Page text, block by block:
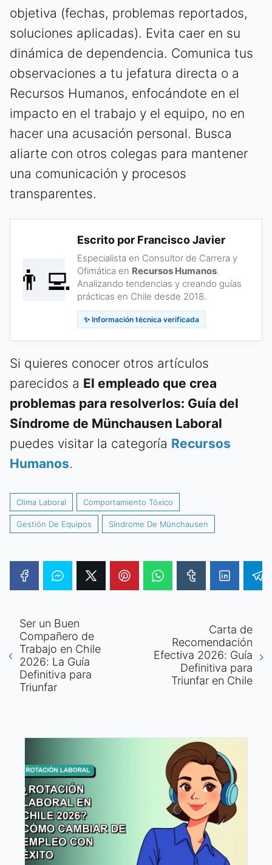
objetiva (fechas, problemas reportados,
soluciones aplicadas). Evita caer en su
dinámica de dependencia. Comunica tus
observaciones a tu jefatura directa o a
Recursos Humanos, enfocándote en el
impacto en el trabajo y el equipo, no en
hacer una acusación personal. Busca
aliarte con otros colegas para mantener
una comunicación y procesos
transparentes.
👨‍💻
Escrito por Francisco Javier
Especialista en Consultor de Carrera y
Ofimática en Recursos Humanos.
Analizando tendencias y creando guías
prácticas en Chile desde 2018.
✨ Información técnica verificada
Si quieres conocer otros artículos
parecidos a El empleado que crea
problemas para resolverlos: Guía del
Síndrome de Münchausen Laboral
puedes visitar la categoría Recursos
Humanos.
Clima Laboral Comportamiento Tóxico
Gestión De Equipos Síndrome De Münchausen
Ser un Buen
Compañero de
Trabajo en Chile
2026: La Guía
Definitiva para
Triunfar
Carta de
Recomendación
Efectiva 2026: Guía
Definitiva para
Triunfar en Chile